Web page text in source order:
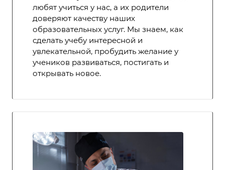
любят учиться у нас, а их родители
доверяют качеству наших
образовательных услуг. Мы знаем, как
сделать учебу интересной и
увлекательной, пробудить желание у
учеников развиваться, постигать и
открывать новое.